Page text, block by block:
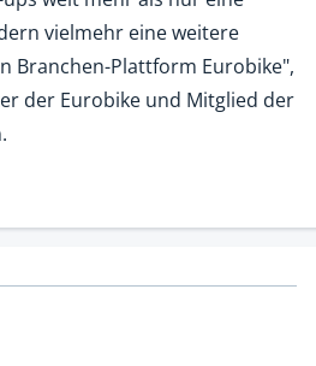
vielmehr eine weitere
Branchen-Plattform Eurobike",
der Eurobike und Mitglied der